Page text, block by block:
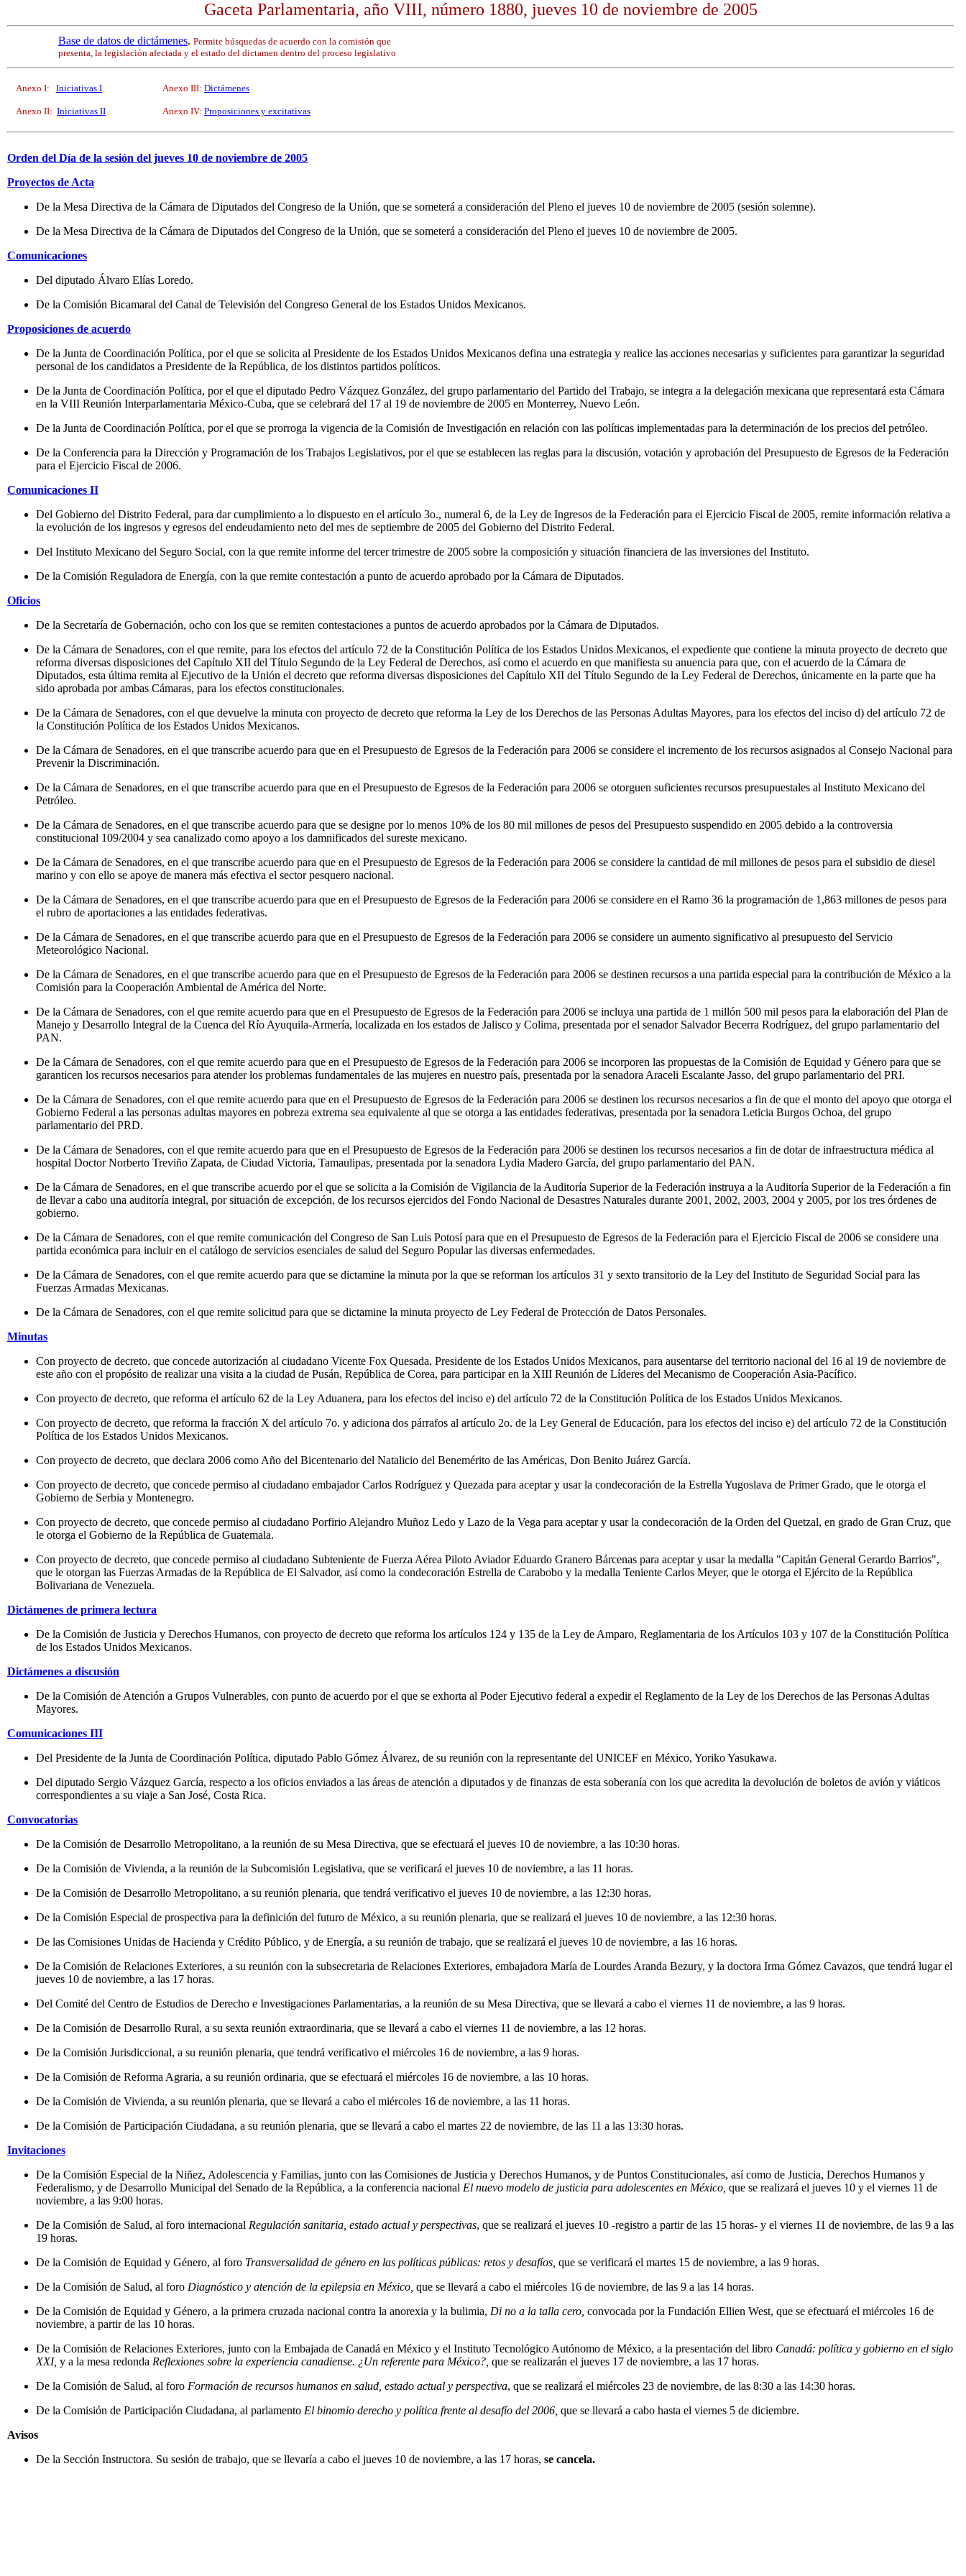
Gaceta Parlamentaria, año VIII, número 1880, jueves 10 de noviembre de 2005
Base de datos de dictámenes. Permite búsquedas de acuerdo con la comisión que
presenta, la legislación afectada y el estado del dictamen dentro del proceso legislativo
Anexo I: Iniciativas I
Anexo II: Iniciativas II
Anexo III: Dictámenes
Anexo IV: Proposiciones y excitativas
Orden del Día de la sesión del jueves 10 de noviembre de 2005
Proyectos de Acta
De la Mesa Directiva de la Cámara de Diputados del Congreso de la Unión, que se someterá a consideración del Pleno el jueves 10 de noviembre de 2005 (sesión solemne).
De la Mesa Directiva de la Cámara de Diputados del Congreso de la Unión, que se someterá a consideración del Pleno el jueves 10 de noviembre de 2005.
Comunicaciones
Del diputado Álvaro Elías Loredo.
De la Comisión Bicamaral del Canal de Televisión del Congreso General de los Estados Unidos Mexicanos.
Proposiciones de acuerdo
De la Junta de Coordinación Política, por el que se solicita al Presidente de los Estados Unidos Mexicanos defina una estrategia y realice las acciones necesarias y suficientes para garantizar la seguridad
personal de los candidatos a Presidente de la República, de los distintos partidos políticos.
De la Junta de Coordinación Política, por el que el diputado Pedro Vázquez González, del grupo parlamentario del Partido del Trabajo, se integra a la delegación mexicana que representará esta Cámara
en la VIII Reunión Interparlamentaria México-Cuba, que se celebrará del 17 al 19 de noviembre de 2005 en Monterrey, Nuevo León.
De la Junta de Coordinación Política, por el que se prorroga la vigencia de la Comisión de Investigación en relación con las políticas implementadas para la determinación de los precios del petróleo.
De la Conferencia para la Dirección y Programación de los Trabajos Legislativos, por el que se establecen las reglas para la discusión, votación y aprobación del Presupuesto de Egresos de la Federación
para el Ejercicio Fiscal de 2006.
Comunicaciones II
Del Gobierno del Distrito Federal, para dar cumplimiento a lo dispuesto en el artículo 3o., numeral 6, de la Ley de Ingresos de la Federación para el Ejercicio Fiscal de 2005, remite información relativa a
la evolución de los ingresos y egresos del endeudamiento neto del mes de septiembre de 2005 del Gobierno del Distrito Federal.
Del Instituto Mexicano del Seguro Social, con la que remite informe del tercer trimestre de 2005 sobre la composición y situación financiera de las inversiones del Instituto.
De la Comisión Reguladora de Energía, con la que remite contestación a punto de acuerdo aprobado por la Cámara de Diputados.
Oficios
De la Secretaría de Gobernación, ocho con los que se remiten contestaciones a puntos de acuerdo aprobados por la Cámara de Diputados.
De la Cámara de Senadores, con el que remite, para los efectos del artículo 72 de la Constitución Política de los Estados Unidos Mexicanos, el expediente que contiene la minuta proyecto de decreto que
reforma diversas disposiciones del Capítulo XII del Título Segundo de la Ley Federal de Derechos, así como el acuerdo en que manifiesta su anuencia para que, con el acuerdo de la Cámara de
Diputados, esta última remita al Ejecutivo de la Unión el decreto que reforma diversas disposiciones del Capítulo XII del Título Segundo de la Ley Federal de Derechos, únicamente en la parte que ha
sido aprobada por ambas Cámaras, para los efectos constitucionales.
De la Cámara de Senadores, con el que devuelve la minuta con proyecto de decreto que reforma la Ley de los Derechos de las Personas Adultas Mayores, para los efectos del inciso d) del artículo 72 de
la Constitución Política de los Estados Unidos Mexicanos.
De la Cámara de Senadores, en el que transcribe acuerdo para que en el Presupuesto de Egresos de la Federación para 2006 se considere el incremento de los recursos asignados al Consejo Nacional para
Prevenir la Discriminación.
De la Cámara de Senadores, en el que transcribe acuerdo para que en el Presupuesto de Egresos de la Federación para 2006 se otorguen suficientes recursos presupuestales al Instituto Mexicano del
Petróleo.
De la Cámara de Senadores, en el que transcribe acuerdo para que se designe por lo menos 10% de los 80 mil millones de pesos del Presupuesto suspendido en 2005 debido a la controversia
constitucional 109/2004 y sea canalizado como apoyo a los damnificados del sureste mexicano.
De la Cámara de Senadores, en el que transcribe acuerdo para que en el Presupuesto de Egresos de la Federación para 2006 se considere la cantidad de mil millones de pesos para el subsidio de diesel
marino y con ello se apoye de manera más efectiva el sector pesquero nacional.
De la Cámara de Senadores, en el que transcribe acuerdo para que en el Presupuesto de Egresos de la Federación para 2006 se considere en el Ramo 36 la programación de 1,863 millones de pesos para
el rubro de aportaciones a las entidades federativas.
De la Cámara de Senadores, en el que transcribe acuerdo para que en el Presupuesto de Egresos de la Federación para 2006 se considere un aumento significativo al presupuesto del Servicio
Meteorológico Nacional.
De la Cámara de Senadores, en el que transcribe acuerdo para que en el Presupuesto de Egresos de la Federación para 2006 se destinen recursos a una partida especial para la contribución de México a la
Comisión para la Cooperación Ambiental de América del Norte.
De la Cámara de Senadores, con el que remite acuerdo para que en el Presupuesto de Egresos de la Federación para 2006 se incluya una partida de 1 millón 500 mil pesos para la elaboración del Plan de
Manejo y Desarrollo Integral de la Cuenca del Río Ayuquila-Armería, localizada en los estados de Jalisco y Colima, presentada por el senador Salvador Becerra Rodríguez, del grupo parlamentario del
PAN.
De la Cámara de Senadores, con el que remite acuerdo para que en el Presupuesto de Egresos de la Federación para 2006 se incorporen las propuestas de la Comisión de Equidad y Género para que se
garanticen los recursos necesarios para atender los problemas fundamentales de las mujeres en nuestro país, presentada por la senadora Araceli Escalante Jasso, del grupo parlamentario del PRI.
De la Cámara de Senadores, con el que remite acuerdo para que en el Presupuesto de Egresos de la Federación para 2006 se destinen los recursos necesarios a fin de que el monto del apoyo que otorga el
Gobierno Federal a las personas adultas mayores en pobreza extrema sea equivalente al que se otorga a las entidades federativas, presentada por la senadora Leticia Burgos Ochoa, del grupo
parlamentario del PRD.
De la Cámara de Senadores, con el que remite acuerdo para que en el Presupuesto de Egresos de la Federación para 2006 se destinen los recursos necesarios a fin de dotar de infraestructura médica al
hospital Doctor Norberto Treviño Zapata, de Ciudad Victoria, Tamaulipas, presentada por la senadora Lydia Madero García, del grupo parlamentario del PAN.
De la Cámara de Senadores, en el que transcribe acuerdo por el que se solicita a la Comisión de Vigilancia de la Auditoría Superior de la Federación instruya a la Auditoría Superior de la Federación a fin
de llevar a cabo una auditoría integral, por situación de excepción, de los recursos ejercidos del Fondo Nacional de Desastres Naturales durante 2001, 2002, 2003, 2004 y 2005, por los tres órdenes de
gobierno.
De la Cámara de Senadores, con el que remite comunicación del Congreso de San Luis Potosí para que en el Presupuesto de Egresos de la Federación para el Ejercicio Fiscal de 2006 se considere una
partida económica para incluir en el catálogo de servicios esenciales de salud del Seguro Popular las diversas enfermedades.
De la Cámara de Senadores, con el que remite acuerdo para que se dictamine la minuta por la que se reforman los artículos 31 y sexto transitorio de la Ley del Instituto de Seguridad Social para las
Fuerzas Armadas Mexicanas.
De la Cámara de Senadores, con el que remite solicitud para que se dictamine la minuta proyecto de Ley Federal de Protección de Datos Personales.
Minutas
Con proyecto de decreto, que concede autorización al ciudadano Vicente Fox Quesada, Presidente de los Estados Unidos Mexicanos, para ausentarse del territorio nacional del 16 al 19 de noviembre de
este año con el propósito de realizar una visita a la ciudad de Pusán, República de Corea, para participar en la XIII Reunión de Líderes del Mecanismo de Cooperación Asia-Pacífico.
Con proyecto de decreto, que reforma el artículo 62 de la Ley Aduanera, para los efectos del inciso e) del artículo 72 de la Constitución Política de los Estados Unidos Mexicanos.
Con proyecto de decreto, que reforma la fracción X del artículo 7o. y adiciona dos párrafos al artículo 2o. de la Ley General de Educación, para los efectos del inciso e) del artículo 72 de la Constitución
Política de los Estados Unidos Mexicanos.
Con proyecto de decreto, que declara 2006 como Año del Bicentenario del Natalicio del Benemérito de las Américas, Don Benito Juárez García.
Con proyecto de decreto, que concede permiso al ciudadano embajador Carlos Rodríguez y Quezada para aceptar y usar la condecoración de la Estrella Yugoslava de Primer Grado, que le otorga el
Gobierno de Serbia y Montenegro.
Con proyecto de decreto, que concede permiso al ciudadano Porfirio Alejandro Muñoz Ledo y Lazo de la Vega para aceptar y usar la condecoración de la Orden del Quetzal, en grado de Gran Cruz, que
le otorga el Gobierno de la República de Guatemala.
Con proyecto de decreto, que concede permiso al ciudadano Subteniente de Fuerza Aérea Piloto Aviador Eduardo Granero Bárcenas para aceptar y usar la medalla "Capitán General Gerardo Barrios",
que le otorgan las Fuerzas Armadas de la República de El Salvador, así como la condecoración Estrella de Carabobo y la medalla Teniente Carlos Meyer, que le otorga el Ejército de la República
Bolivariana de Venezuela.
Dictámenes de primera lectura
De la Comisión de Justicia y Derechos Humanos, con proyecto de decreto que reforma los artículos 124 y 135 de la Ley de Amparo, Reglamentaria de los Artículos 103 y 107 de la Constitución Política
de los Estados Unidos Mexicanos.
Dictámenes a discusión
De la Comisión de Atención a Grupos Vulnerables, con punto de acuerdo por el que se exhorta al Poder Ejecutivo federal a expedir el Reglamento de la Ley de los Derechos de las Personas Adultas
Mayores.
Comunicaciones III
Del Presidente de la Junta de Coordinación Política, diputado Pablo Gómez Álvarez, de su reunión con la representante del UNICEF en México, Yoriko Yasukawa.
Del diputado Sergio Vázquez García, respecto a los oficios enviados a las áreas de atención a diputados y de finanzas de esta soberanía con los que acredita la devolución de boletos de avión y viáticos
correspondientes a su viaje a San José, Costa Rica.
Convocatorias
De la Comisión de Desarrollo Metropolitano, a la reunión de su Mesa Directiva, que se efectuará el jueves 10 de noviembre, a las 10:30 horas.
De la Comisión de Vivienda, a la reunión de la Subcomisión Legislativa, que se verificará el jueves 10 de noviembre, a las 11 horas.
De la Comisión de Desarrollo Metropolitano, a su reunión plenaria, que tendrá verificativo el jueves 10 de noviembre, a las 12:30 horas.
De la Comisión Especial de prospectiva para la definición del futuro de México, a su reunión plenaria, que se realizará el jueves 10 de noviembre, a las 12:30 horas.
De las Comisiones Unidas de Hacienda y Crédito Público, y de Energía, a su reunión de trabajo, que se realizará el jueves 10 de noviembre, a las 16 horas.
De la Comisión de Relaciones Exteriores, a su reunión con la subsecretaria de Relaciones Exteriores, embajadora María de Lourdes Aranda Bezury, y la doctora Irma Gómez Cavazos, que tendrá lugar el
jueves 10 de noviembre, a las 17 horas.
Del Comité del Centro de Estudios de Derecho e Investigaciones Parlamentarias, a la reunión de su Mesa Directiva, que se llevará a cabo el viernes 11 de noviembre, a las 9 horas.
De la Comisión de Desarrollo Rural, a su sexta reunión extraordinaria, que se llevará a cabo el viernes 11 de noviembre, a las 12 horas.
De la Comisión Jurisdiccional, a su reunión plenaria, que tendrá verificativo el miércoles 16 de noviembre, a las 9 horas.
De la Comisión de Reforma Agraria, a su reunión ordinaria, que se efectuará el miércoles 16 de noviembre, a las 10 horas.
De la Comisión de Vivienda, a su reunión plenaria, que se llevará a cabo el miércoles 16 de noviembre, a las 11 horas.
De la Comisión de Participación Ciudadana, a su reunión plenaria, que se llevará a cabo el martes 22 de noviembre, de las 11 a las 13:30 horas.
Invitaciones
De la Comisión Especial de la Niñez, Adolescencia y Familias, junto con las Comisiones de Justicia y Derechos Humanos, y de Puntos Constitucionales, así como de Justicia, Derechos Humanos y
Federalismo, y de Desarrollo Municipal del Senado de la República, a la conferencia nacional El nuevo modelo de justicia para adolescentes en México, que se realizará el jueves 10 y el viernes 11 de
noviembre, a las 9:00 horas.
De la Comisión de Salud, al foro internacional Regulación sanitaria, estado actual y perspectivas, que se realizará el jueves 10 -registro a partir de las 15 horas- y el viernes 11 de noviembre, de las 9 a las
19 horas.
De la Comisión de Equidad y Género, al foro Transversalidad de género en las políticas públicas: retos y desafíos, que se verificará el martes 15 de noviembre, a las 9 horas.
De la Comisión de Salud, al foro Diagnóstico y atención de la epilepsia en México, que se llevará a cabo el miércoles 16 de noviembre, de las 9 a las 14 horas.
De la Comisión de Equidad y Género, a la primera cruzada nacional contra la anorexia y la bulimia, Di no a la talla cero, convocada por la Fundación Ellien West, que se efectuará el miércoles 16 de
noviembre, a partir de las 10 horas.
De la Comisión de Relaciones Exteriores, junto con la Embajada de Canadá en México y el Instituto Tecnológico Autónomo de México, a la presentación del libro Canadá: política y gobierno en el siglo
XXI, y a la mesa redonda Reflexiones sobre la experiencia canadiense. ¿Un referente para México?, que se realizarán el jueves 17 de noviembre, a las 17 horas.
De la Comisión de Salud, al foro Formación de recursos humanos en salud, estado actual y perspectiva, que se realizará el miércoles 23 de noviembre, de las 8:30 a las 14:30 horas.
De la Comisión de Participación Ciudadana, al parlamento El binomio derecho y política frente al desafío del 2006, que se llevará a cabo hasta el viernes 5 de diciembre.
Avisos
De la Sección Instructora. Su sesión de trabajo, que se llevaría a cabo el jueves 10 de noviembre, a las 17 horas, se cancela.